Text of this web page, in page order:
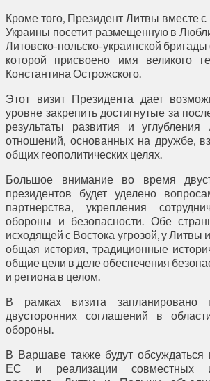
Кроме того, Президент Литвы вместе
Украины посетит размещенную в
Литовско-польско-украинской
которой присвоено имя великого
Константина Острожского.
Этот визит Президента дает
уровне закрепить достигнутые за
результаты развития и углубления
отношений, основанных на дружбе,
общих геополитических целях.
Большое внимание во время
президентов будет уделено
партнерства, укрепления
обороны и безопасности. Обе
исходящей с Востока угрозой, у Литвы
общая история, традиционные
общие цели в деле обеспечения
и региона в целом.
В рамках визита запланировано
двусторонних соглашений в
обороны.
В Варшаве также будут обсуждаться
ЕС и реализации совместных